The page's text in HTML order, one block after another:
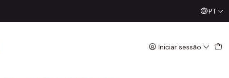
Iniciar sessão
Já conhece os nossos Diretos? Todas as Segundas /PT